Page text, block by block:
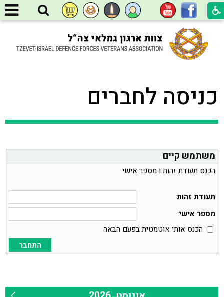
כניסה לחברים
משתמש קיים
הכנס תעודת זהות ו מספר אישי
תעודת זהות:
מספר אישי:
הכנס אותי אוטמטית בפעם הבאה